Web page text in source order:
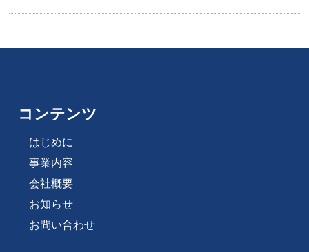
コンテンツ
はじめに
事業内容
会社概要
お知らせ
お問い合わせ